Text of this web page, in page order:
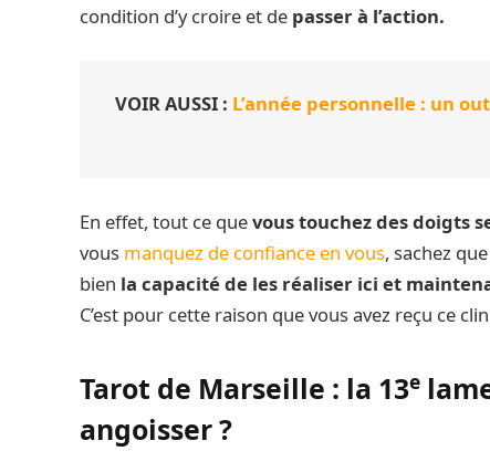
condition d’y croire et de passer à l’action.
VOIR AUSSI : L’année personnelle : un
En effet, tout ce quevous touchez des doigts
vous manquez de confiance en vous, sachez
bien la capacité de les réaliser ici et
C’est pour cette raison que vous avez reçu ce
Tarot de Marseille : la 13e
angoisser ?